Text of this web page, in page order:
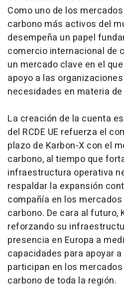
Como uno de los
carbono más activos del
desempeña un papel
comercio internacional de
un mercado clave en el
apoyo a las
necesidades en materia
La creación de la cuenta
del RCDE UE refuerza el
plazo de Karbon-X con el
carbono, al tiempo que
infraestructura operativa
respaldar la expansión
compañía en los
carbono. De cara al futuro,
reforzando su
presencia en Europa a
capacidades para apoyar
participan en los
carbono de toda la región.